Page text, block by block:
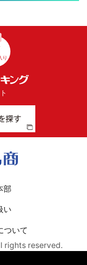
り
部
い
ついて
rights reserved.